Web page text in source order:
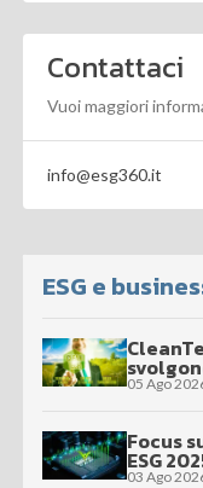
Contattaci
Vuoi maggiori
info@esg360.it
ESG e
05 Ago
Focus
ESG
03 Ago